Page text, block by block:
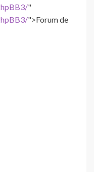
"
">Forum de